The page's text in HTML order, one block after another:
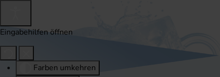
Eingabehilfen öffnen
Farben umkehren